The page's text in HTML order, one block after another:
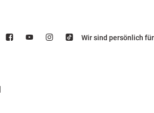
Wir sind persönlich